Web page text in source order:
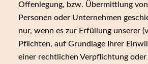
Offenlegung, bzw. Übermittlung
Personen oder Unternehmen
nur, wenn es zur Erfüllung unserer
Pflichten, auf Grundlage Ihrer
einer rechtlichen Verpflichtung